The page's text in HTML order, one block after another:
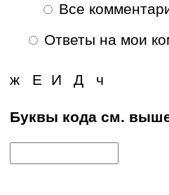
Все
Ответы на мои
Е Д
И ч
ж
Буквы кода см.